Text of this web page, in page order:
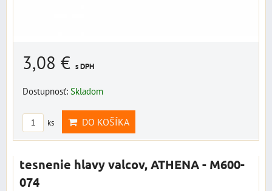
3,08 € s DPH
Dostupnosť: Skladom
ks DO KOŠÍKA
tesnenie hlavy valcov, ATHENA - M600-
074